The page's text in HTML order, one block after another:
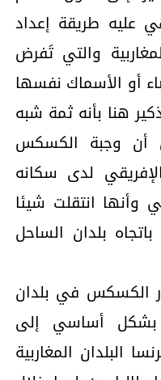
عليه طريقة إعداد
والتي تَفرض
أو الأسماك نفسها
هنا بأنه ثمة شبه
أن وجبة الكسكس
لدى سكانه
وأنها انتقلت شيئا
بلدان الساحل
الكسكس في بلدان
بشكل أساسي إلى
البلدان المغاربية